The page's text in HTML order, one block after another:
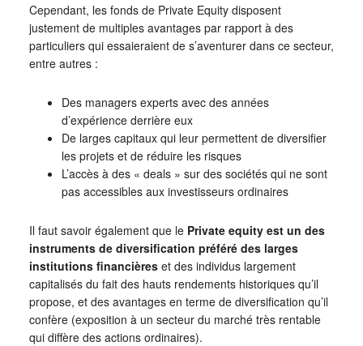
Cependant, les fonds de Private Equity disposent
justement de multiples avantages par rapport à des
particuliers qui essaieraient de s’aventurer dans ce secteur,
entre autres :
Des managers experts avec des années
d’expérience derrière eux
De larges capitaux qui leur permettent de diversifier
les projets et de réduire les risques
L’accès à des « deals » sur des sociétés qui ne sont
pas accessibles aux investisseurs ordinaires
Il faut savoir également que le Private equity est un des
instruments de diversification préféré des larges
institutions financièreset des individus largement
capitalisés du fait des hauts rendements historiques qu’il
propose, et des avantages en terme de diversification qu’il
confère (exposition à un secteur du marché très rentable
qui diffère des actions ordinaires).